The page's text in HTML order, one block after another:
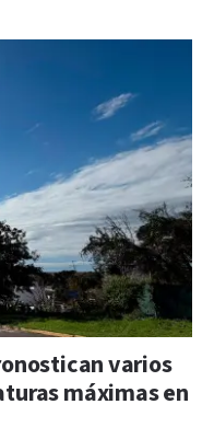
varios
máximas en